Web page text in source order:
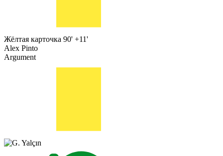
Жёлтая карточка 90' +11'
Alex Pinto
Argument